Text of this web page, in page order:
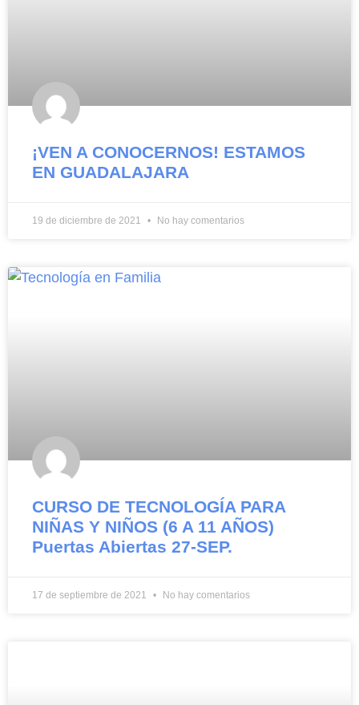
¡VEN A CONOCERNOS! ESTAMOS
EN GUADALAJARA
19 de diciembre de 2021 No hay comentarios
CURSO DE TECNOLOGÍA PARA
NIÑAS Y NIÑOS (6 A 11 AÑOS)
Puertas Abiertas 27-SEP.
17 de septiembre de 2021 No hay comentarios